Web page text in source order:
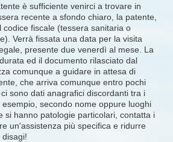
è sufficiente venirci a trovare in
recente a sfondo chiaro, la patente,
codice fiscale (tessera sanitaria o
Verrà fissata una data per la visita
presente due venerdì al mese. La
ed il documento rilasciato dal
comunque a guidare in attesa di
che arriva comunque entro pochi
sono dati anagrafici discordanti tra i
secondo nome oppure luoghi
si hanno patologie particolari, contatta i
un'assistenza più specifica e ridurre